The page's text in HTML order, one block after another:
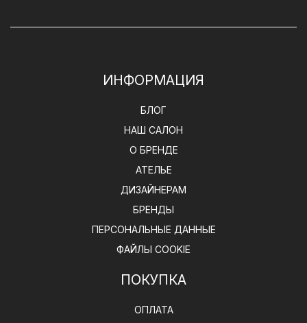
ИНФОРМАЦИЯ
БЛОГ
НАШ САЛОН
О БРЕНДЕ
АТЕЛЬЕ
ДИЗАЙНЕРАМ
БРЕНДЫ
ПЕРСОНАЛЬНЫЕ ДАННЫЕ
ФАЙЛЫ COOKIE
ПОКУПКА
ОПЛАТА